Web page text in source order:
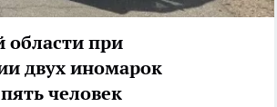
области при
двух иномарок
человек